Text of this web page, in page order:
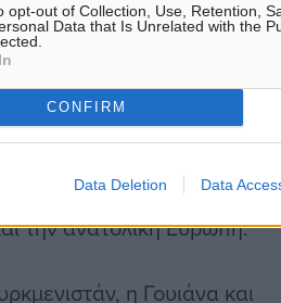
opt-out of Collection, Use, Retention,
Data that Is Unrelated with the
CONFIRM
Data Deletion Data
βρισκόταν στο 11,4%
δύο φορές
ποσοστά
κυρίως στη
την ανατολική Ευρώπη.
η Γουιάνα και